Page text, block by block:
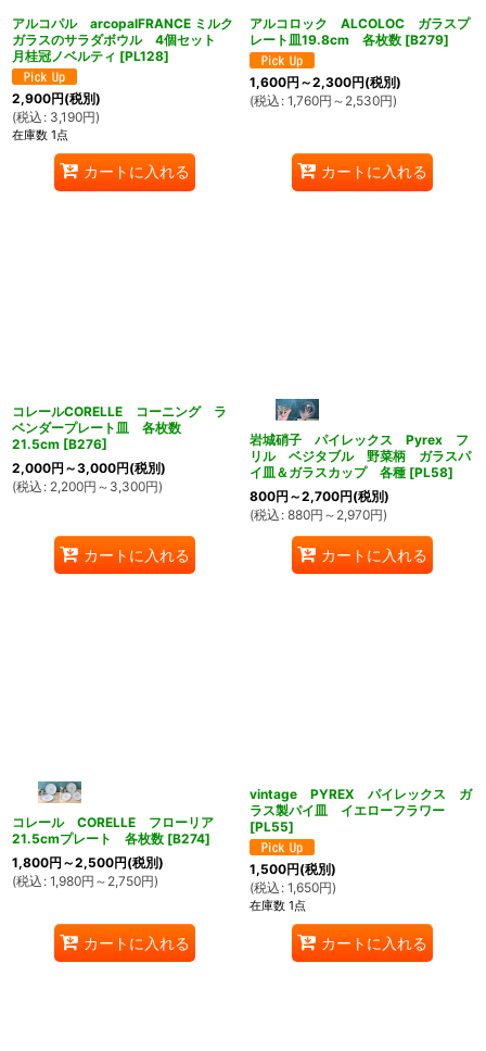
アルコパル arcopalFRANCE ミルク
ガラスのサラダボウル 4個セット
月桂冠ノベルティ [PL128]
2,900円(税別)
(税込 : 3,190円)
在庫数 1点
カートに入れる
アルコロック ALCOLOC ガラスプ
レート皿19.8cm 各枚数 [B279]
1,600円 ～2,300円(税別)
(税込 : 1,760円 ～2,530円)
カートに入れる
コレールCORELLE コーニング ラ
ベンダープレート皿 各枚数
21.5cm [B276]
2,000円 ～3,000円(税別)
(税込 : 2,200円 ～3,300円)
カートに入れる
岩城硝子 パイレックス Pyrex フ
リル ベジタブル 野菜柄 ガラスパ
イ皿＆ガラスカップ 各種 [PL58]
800円 ～2,700円(税別)
(税込 : 880円 ～2,970円)
カートに入れる
コレール CORELLE フローリア
21.5cmプレート 各枚数 [B274]
1,800円 ～2,500円(税別)
(税込 : 1,980円 ～2,750円)
カートに入れる
vintage PYREX パイレックス ガ
ラス製パイ皿 イエローフラワー
[PL55]
1,500円(税別)
(税込 : 1,650円)
在庫数 1点
カートに入れる